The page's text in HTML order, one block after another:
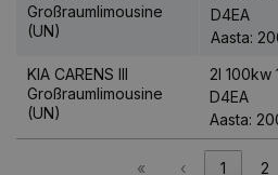
Großraumlimousine
(UN)
D4EA
Aasta:
KIA CARENS III
Großraumlimousine
(UN)
2l 100kw
D4EA
Aasta:
« ‹ 1 2